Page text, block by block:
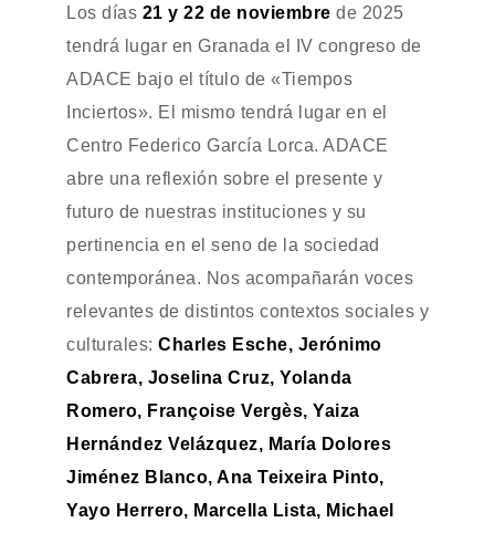
Los días 21 y 22 de noviembre de 2025
tendrá lugar en Granada el IV congreso de
ADACE bajo el título de «Tiempos
Inciertos». El mismo tendrá lugar en el
Centro Federico García Lorca. ADACE
abre una reflexión sobre el presente y
futuro de nuestras instituciones y su
pertinencia en el seno de la sociedad
contemporánea. Nos acompañarán voces
relevantes de distintos contextos sociales y
culturales: Charles Esche, Jerónimo
Cabrera, Joselina Cruz, Yolanda
Romero, Françoise Vergès, Yaiza
Hernández Velázquez, María Dolores
Jiménez Blanco, Ana Teixeira Pinto,
Yayo Herrero, Marcella Lista, Michael